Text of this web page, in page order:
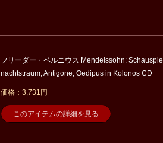
フリーダー・ベルニウス Mendelssohn:
nachtstraum, Antigone, Oedipus in Kolonos CD
価格：3,731円
このアイテムの詳細を見る